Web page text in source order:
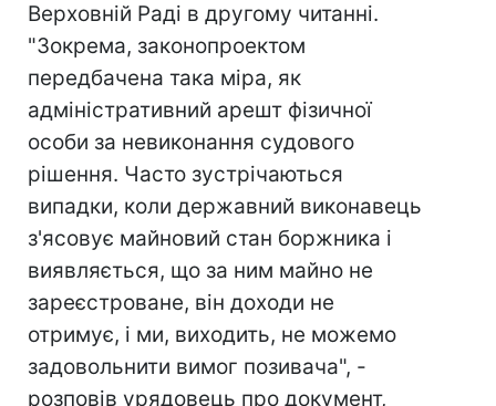
Верховній Раді в другому читанні.
"Зокрема, законопроектом
передбачена така міра, як
адміністративний арешт фізичної
особи за невиконання судового
рішення. Часто зустрічаються
випадки, коли державний виконавець
з'ясовує майновий стан боржника і
виявляється, що за ним майно не
зареєстроване, він доходи не
отримує, і ми, виходить, не можемо
задовольнити вимог позивача", -
розповів урядовець про документ,